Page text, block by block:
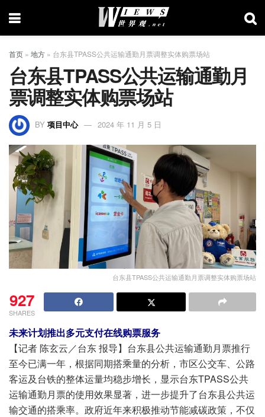
首页 » 地方 » 台东县TPASS公共运输通勤月票调整实体购票场站
台东县TPASS公共运输通勤月
票调整实体购票场站
BY 项目中心 2024 年 11 月 5 日
台东县TPASS公共运输通勤月票调整实体购票场站
927
SHARES
未来计划推出多元支付在线购票服务
【记者 陈玄云／台东 报导】台东县公共运输通勤月票推行
至今已满一年，根据同期搭乘量的分析，市区公交车、公路
客运及台铁的整体运量均稳步增长，显示台东TPASS公共
运输通勤月票的使用效果显著，进一步提升了台东县公共运
输交通的搭乘率。政府近年来积极推动节能减碳政策，不仅